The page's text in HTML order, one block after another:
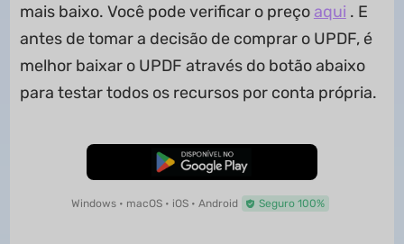
mais baixo. Você pode verificar o preçoaqui . E
antes de tomar a decisão de comprar o UPDF, é
melhor baixar o UPDF através do botão abaixo
para testar todos os recursos por conta própria.
Baixar Grátis
Windows • macOS • iOS • Android Seguro 100%